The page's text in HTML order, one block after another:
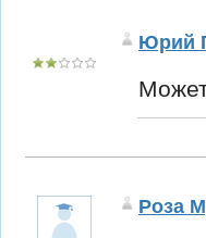
Юрий
Роза